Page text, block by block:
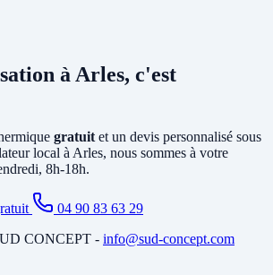
ou plancher chauffant) et peut aussi
sanitaire. Elle remplace avantageusement
fioul et est éligible à MaPrimeRénov'.
de maintenanceà Arles incluant le
la vérification du circuit frigorifique, le contrôle
recharge éventuelle du fluide.
à Arles, c'est
gratuit et un devis personnalisé sous
local à Arles, nous sommes à votre
8h-18h.
04 90 83 63 29
CONCEPT - info@sud-concept.com